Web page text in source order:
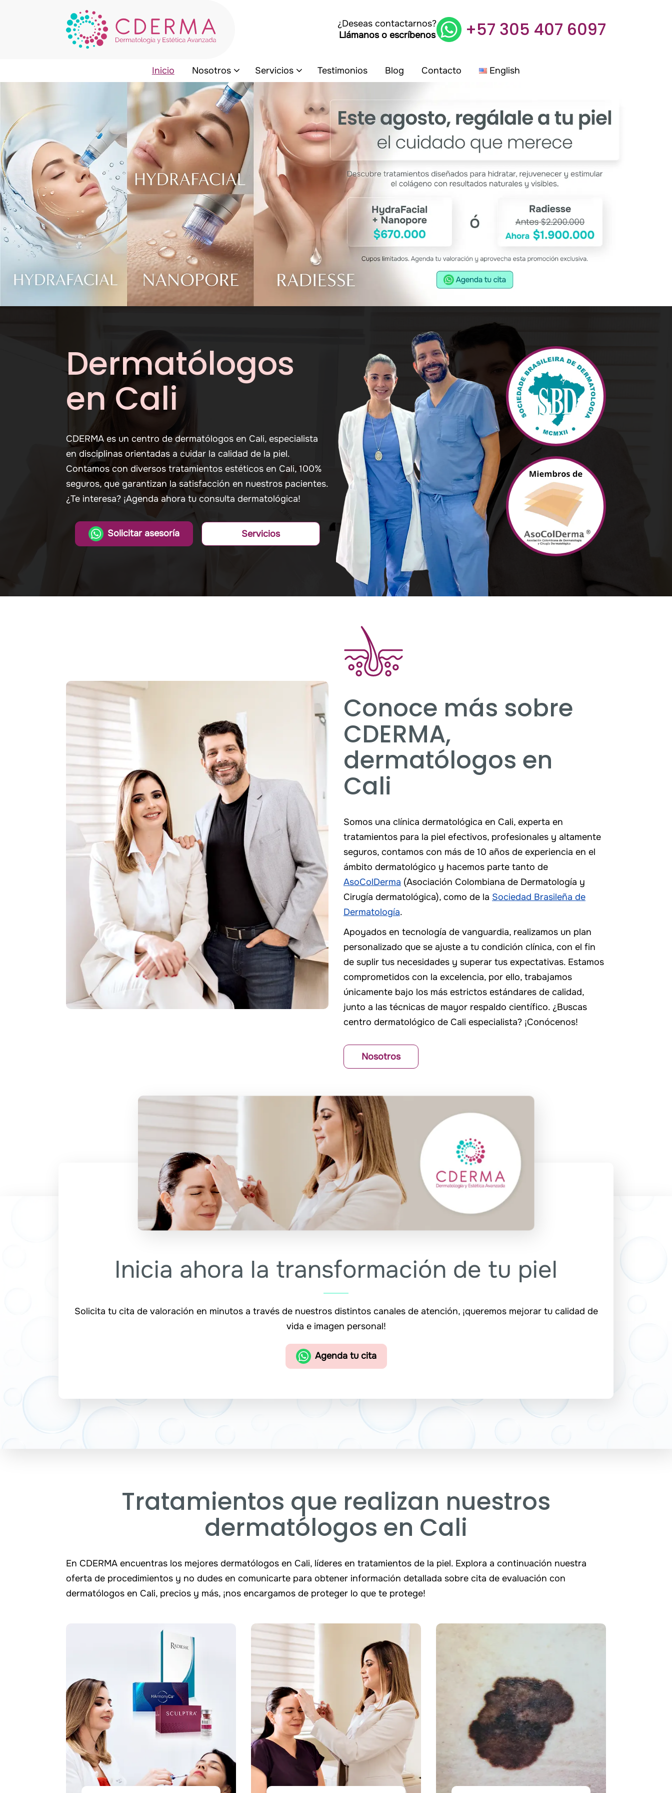
¿Deseas contactarnos?
Llámanos o escríbenos
+57 305 407 6097
Inicio Nosotros Servicios Testimonios Blog Contacto English
Dermatólogos
en Cali
CDERMA es un centro de dermatólogos en Cali, especialista
en disciplinas orientadas a cuidar la calidad de la piel.
Contamos con diversos tratamientos estéticos en Cali, 100%
seguros, que garantizan la satisfacción en nuestros pacientes.
¿Te interesa? ¡Agenda ahora tu consulta dermatológica!
Solicitar asesoría Servicios
Conoce más sobre
CDERMA,
dermatólogos en
Cali
Somos una clínica dermatológica en Cali, experta en
tratamientos para la piel efectivos, profesionales y altamente
seguros, contamos con más de 10 años de experiencia en el
ámbito dermatológico y hacemos parte tanto de
AsoColDerma (Asociación Colombiana de Dermatología y
Cirugía dermatológica), como de la Sociedad Brasileña de
Dermatología.
Apoyados en tecnología de vanguardia, realizamos un plan
personalizado que se ajuste a tu condición clínica, con el fin
de suplir tus necesidades y superar tus expectativas. Estamos
comprometidos con la excelencia, por ello, trabajamos
únicamente bajo los más estrictos estándares de calidad,
junto a las técnicas de mayor respaldo científico. ¿Buscas
centro dermatológico de Cali especialista? ¡Conócenos!
Nosotros
Inicia ahora la transformación de tu piel
Solicita tu cita de valoración en minutos a través de nuestros distintos canales de atención, ¡queremos mejorar tu calidad de
vida e imagen personal!
Agenda tu cita
Tratamientos que realizan nuestros
dermatólogos en Cali
En CDERMA encuentras los mejores dermatólogos en Cali, líderes en tratamientos de la piel. Explora a continuación nuestra
oferta de procedimientos y no dudes en comunicarte para obtener información detallada sobre cita de evaluación con
dermatólogos en Cali, precios y más, ¡nos encargamos de proteger lo que te protege!